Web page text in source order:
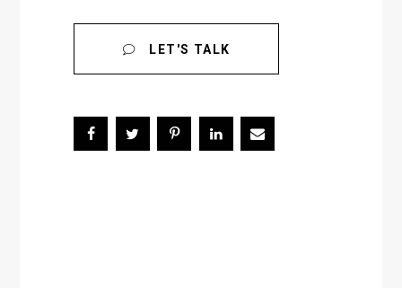
LET'S TALK